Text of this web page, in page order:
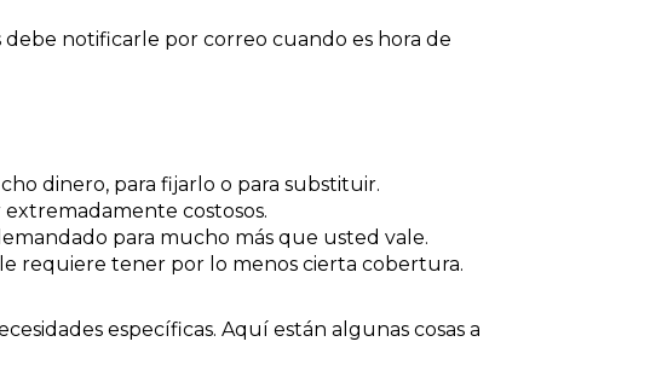
debe notificarle por correo cuando es hora de
dinero, para fijarlo o para substituir.
costosos.
para mucho más que usted vale.
requiere tener por lo menos cierta cobertura.
específicas. Aquí están algunas cosas a